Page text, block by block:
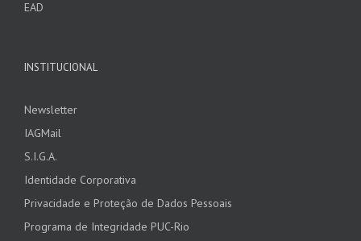
EAD
INSTITUCIONAL
Newsletter
IAGMail
S.I.G.A.
Identidade Corporativa
Privacidade e Proteção de Dados Pessoais
Programa de Integridade PUC-Rio